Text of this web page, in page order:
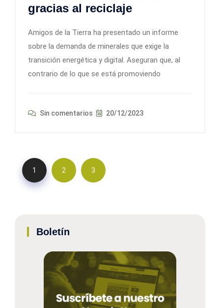
gracias al reciclaje
Amigos de la Tierra ha presentado un informe
sobre la demanda de minerales que exige la
transición energética y digital. Aseguran que, al
contrario de lo que se está promoviendo
Sin comentarios 20/12/2023
1 2 3
Boletín